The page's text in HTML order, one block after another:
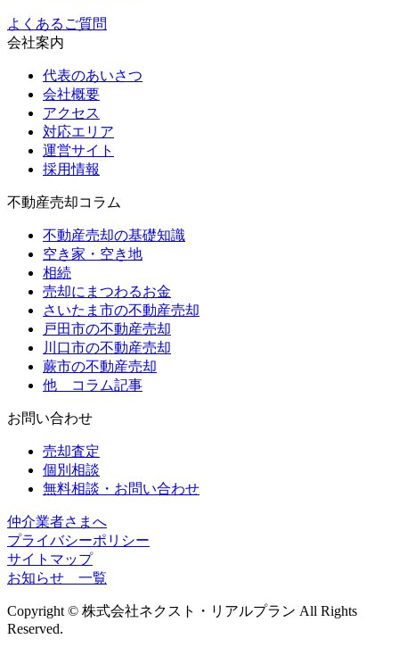
よくあるご質問
会社案内
代表のあいさつ
会社概要
アクセス
対応エリア
運営サイト
採用情報
不動産売却コラム
不動産売却の基礎知識
空き家・空き地
相続
売却にまつわるお金
さいたま市の不動産売却
戸田市の不動産売却
川口市の不動産売却
蕨市の不動産売却
他 コラム記事
お問い合わせ
売却査定
個別相談
無料相談・お問い合わせ
仲介業者さまへ
プライバシーポリシー
サイトマップ
お知らせ 一覧
Copyright © 株式会社ネクスト・リアルプラン All Rights
Reserved.